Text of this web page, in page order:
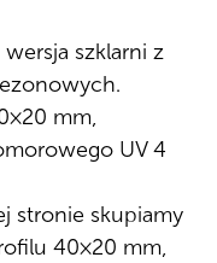
szklarni z
mm,
UV 4
stronie skupiamy
40×20 mm,